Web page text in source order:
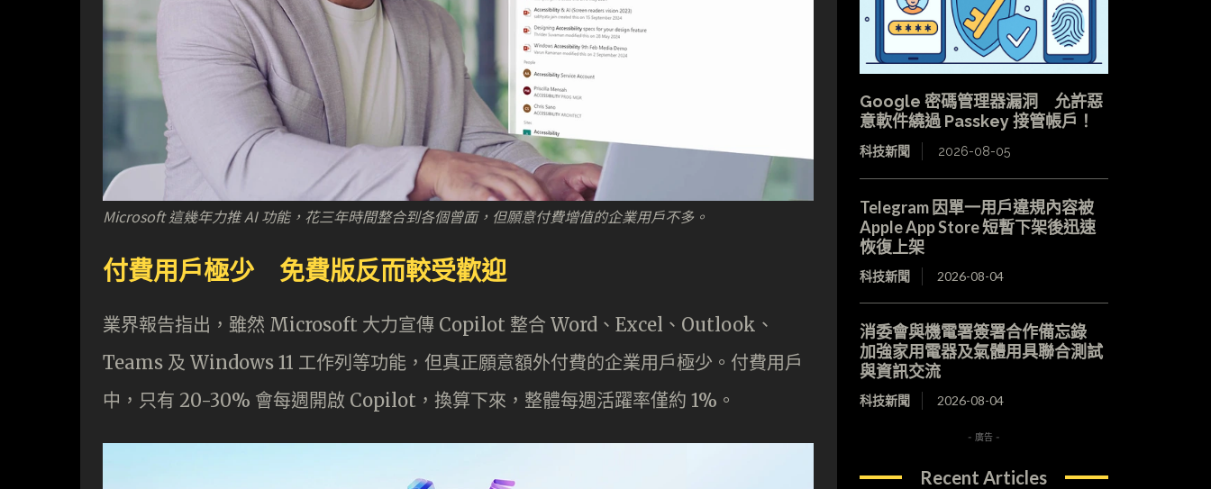
Microsoft 這幾年力推 AI 功能，花三年時間整合到各個曾面，但願意付費增值的企業用戶不多。
付費用戶極少 免費版反而較受歡迎
業界報告指出，雖然 Microsoft 大力宣傳 Copilot 整合 Word、Excel、Outlook、
Teams 及 Windows 11 工作列等功能，但真正願意額外付費的企業用戶極少。付費用戶
中，只有 20-30% 會每週開啟 Copilot，換算下來，整體每週活躍率僅約 1%。
Google 密碼管理器漏洞 允許惡
意軟件繞過 Passkey 接管帳戶！
科技新聞 2026-08-05
Telegram 因單一用戶違規內容被
Apple App Store 短暫下架後迅速
恢復上架
科技新聞 2026-08-04
消委會與機電署簽署合作備忘錄
加強家用電器及氣體用具聯合測試
與資訊交流
科技新聞 2026-08-04
- 廣告 -
Recent Articles